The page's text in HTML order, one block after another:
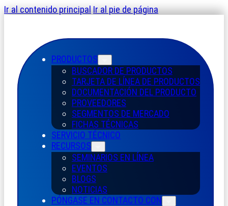
Ir al contenido principalIr al pie de página
PRODUCTOS
BUSCADOR DE PRODUCTOS
TARJETA DE LÍNEA DE PRODUCTOS
DOCUMENTACIÓN DEL PRODUCTO
PROVEEDORES
SEGMENTOS DE MERCADO
FICHAS TÉCNICAS
SERVICIO TÉCNICO
RECURSOS
SEMINARIOS EN LÍNEA
EVENTOS
BLOGS
NOTICIAS
PÓNGASE EN CONTACTO CON